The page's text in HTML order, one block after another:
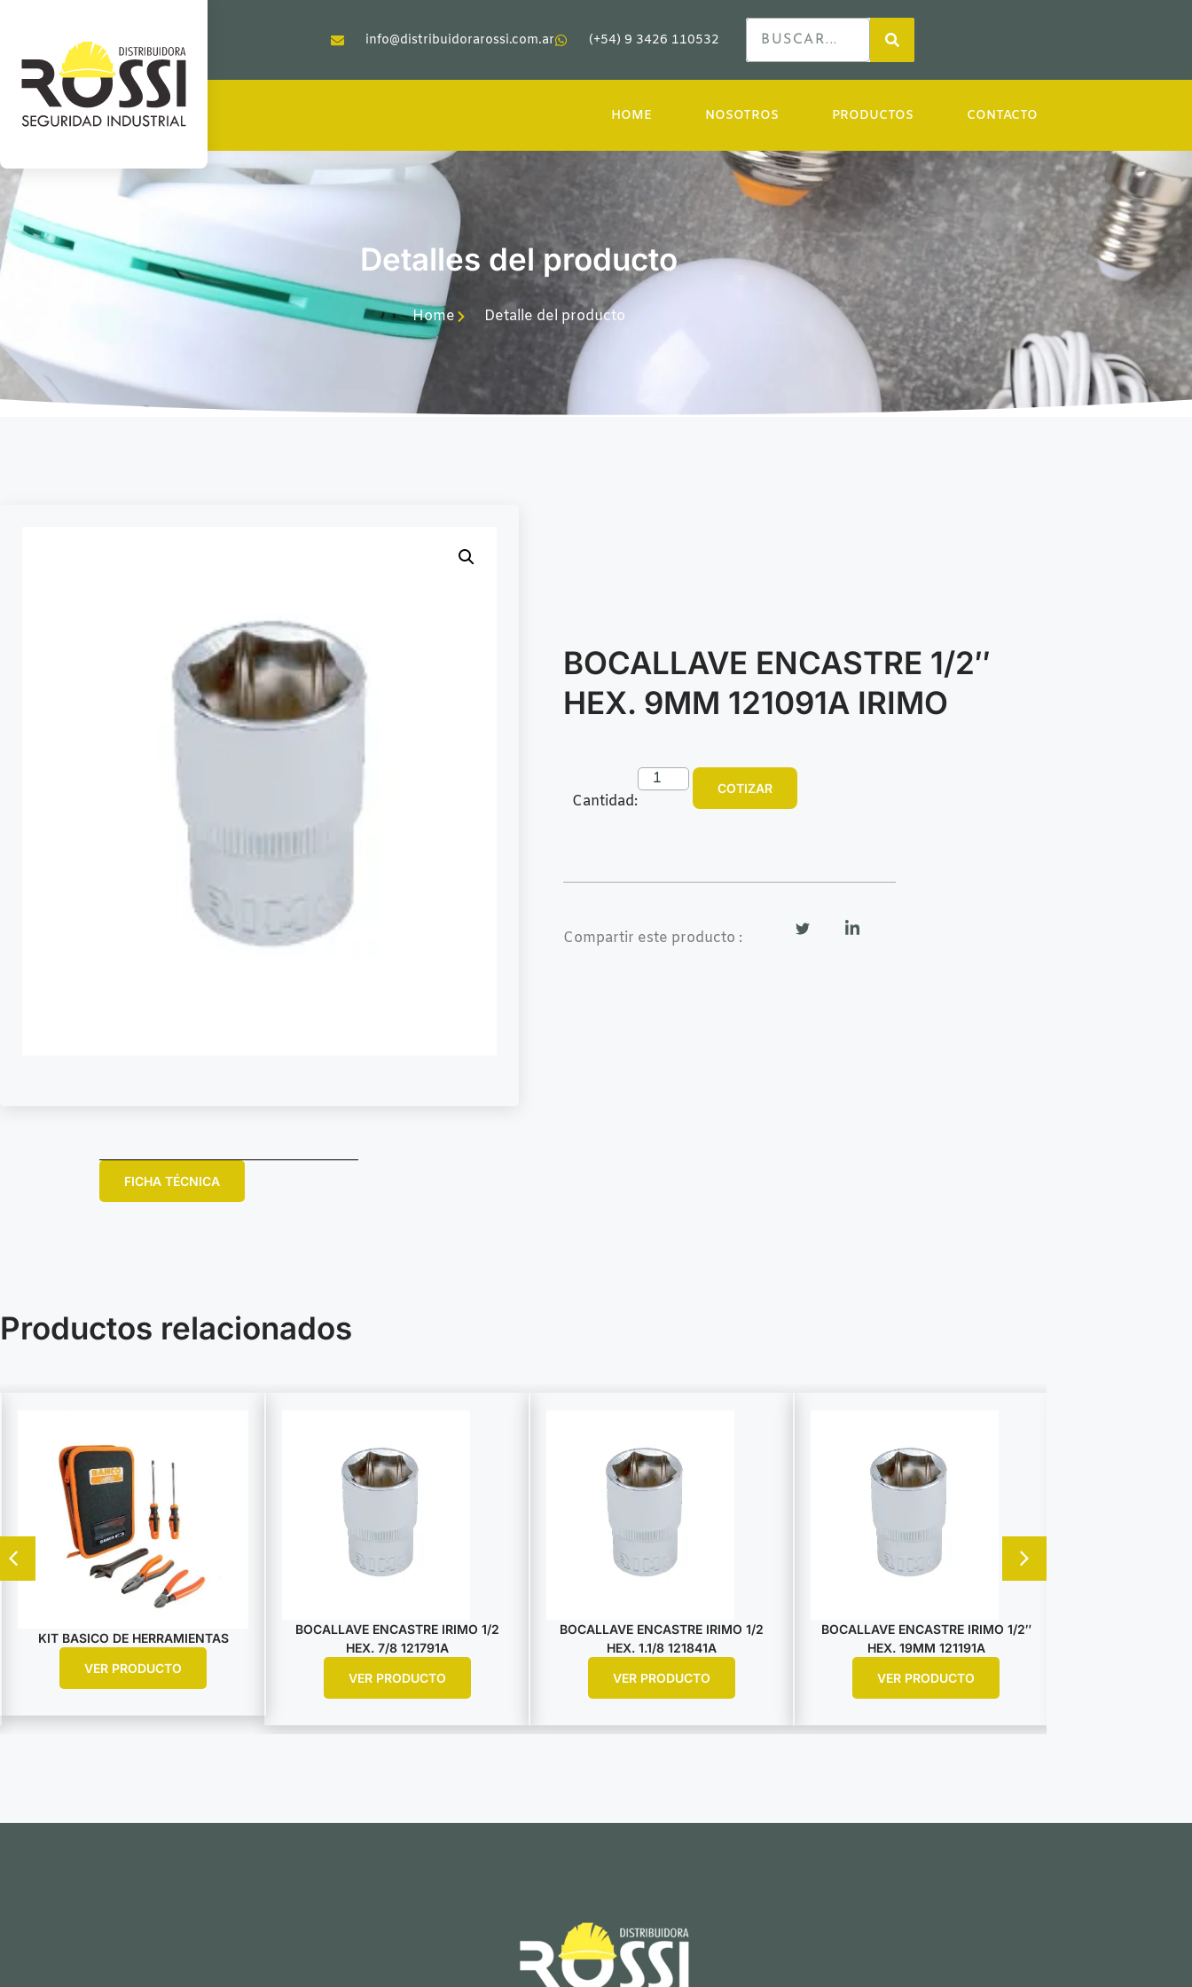
info@distribuidorarossi.com.ar (+54) 9 3426 110532
HOME NOSOTROS PRODUCTOS CONTACTO
Detalles del producto
Home Detalle del producto
BOCALLAVE ENCASTRE 1/2″
HEX. 9MM 121091A IRIMO
Cantidad:
COTIZAR
Compartir este producto :
FICHA TÉCNICA
Productos relacionados
KIT BASICO DE HERRAMIENTAS
VER PRODUCTO
BOCALLAVE ENCASTRE IRIMO 1/2
HEX. 7/8 121791A
VER PRODUCTO
BOCALLAVE ENCASTRE IRIMO 1/2
HEX. 1.1/8 121841A
VER PRODUCTO
BOCALLAVE ENCASTRE IRIMO 1/2″
HEX. 19MM 121191A
VER PRODUCTO